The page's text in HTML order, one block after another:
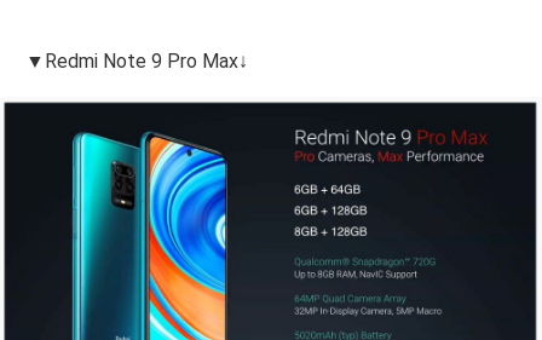
▼Redmi Note 9 Pro Max↓